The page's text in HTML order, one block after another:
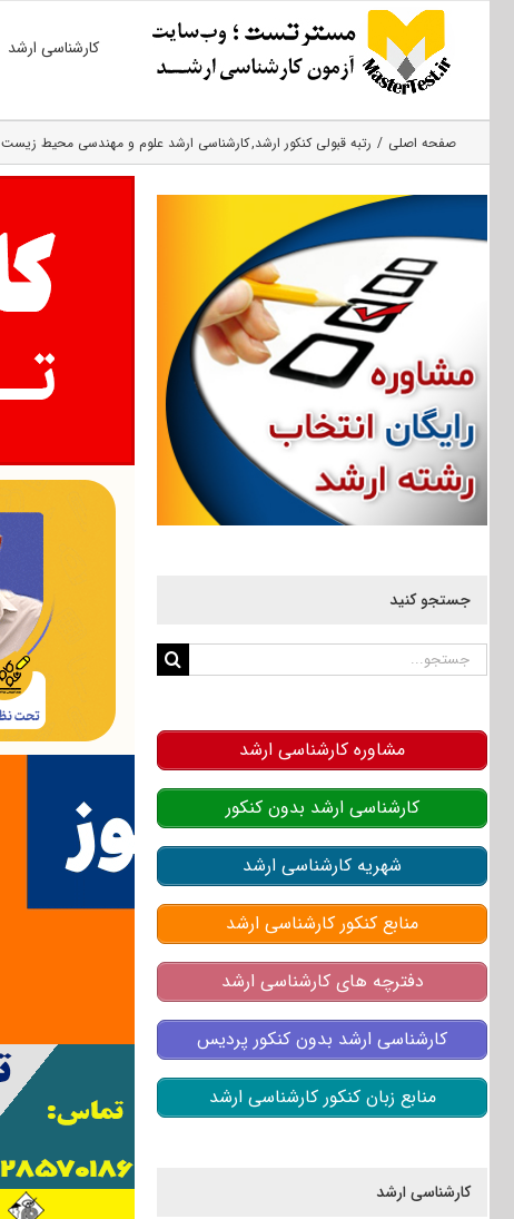
کارشناسی ارشد
صفحه اصلی رتبه قبولی کنکور ارشد کارشناسی ارشد علوم و مهندسی محیط زیست
جستجو کنید
جستجو
مشاوره کارشناسی ارشد
کارشناسی ارشد بدون کنکور
شهریه کارشناسی ارشد
منابع کنکور کارشناسی ارشد
دفترچه های کارشناسی ارشد
کارشناسی ارشد بدون کنکور پردیس
منابع زبان کنکور کارشناسی ارشد
کارشناسی ارشد